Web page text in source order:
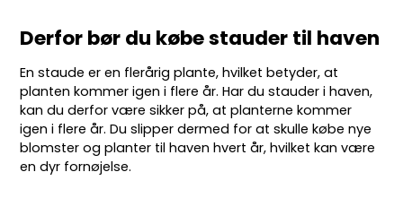
Derfor bør du købe stauder til haven
En staude er en flerårig plante, hvilket betyder, at
planten kommer igen i flere år. Har du stauder i haven,
kan du derfor være sikker på, at planterne kommer
igen i flere år. Du slipper dermed for at skulle købe nye
blomster og planter til haven hvert år, hvilket kan være
en dyr fornøjelse.